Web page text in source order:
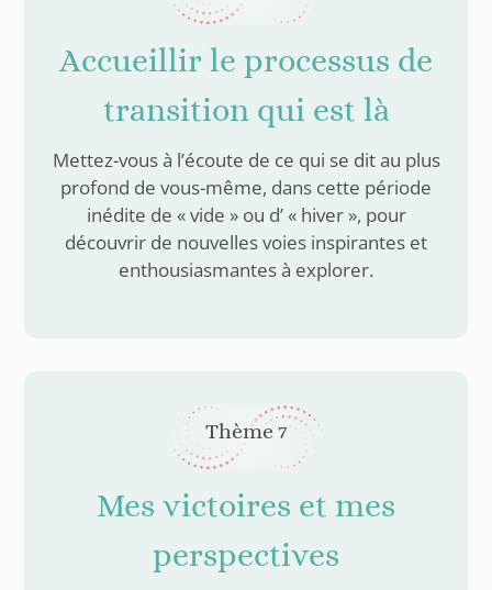
Accueillir le processus de
transition qui est là
Mettez-vous à l’écoute de ce qui se dit au plus
profond de vous-même, dans cette période
inédite de « vide » ou d’ « hiver », pour
découvrir de nouvelles voies inspirantes et
enthousiasmantes à explorer.
Thème 7
Mes victoires et mes
perspectives